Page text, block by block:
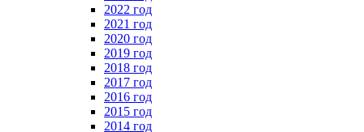
2022 год
2021 год
2020 год
2019 год
2018 год
2017 год
2016 год
2015 год
2014 год